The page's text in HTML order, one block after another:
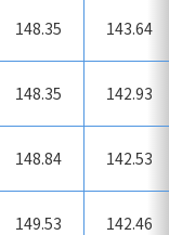
148.35 143.64
148.35 142.93
148.84 142.53
149.53 142.46